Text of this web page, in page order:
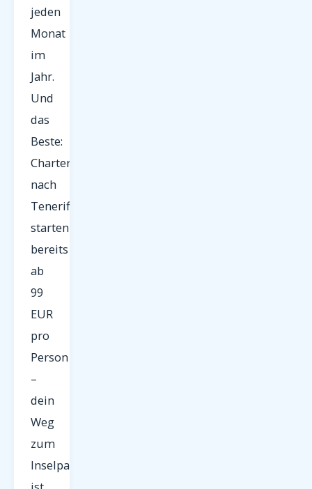
jeden
Monat
im
Jahr.
Und
das
Beste:
Charterflüge
nach
Teneriffa
starten
bereits
ab
99
EUR
pro
Person
–
dein
Weg
zum
Inselparadies